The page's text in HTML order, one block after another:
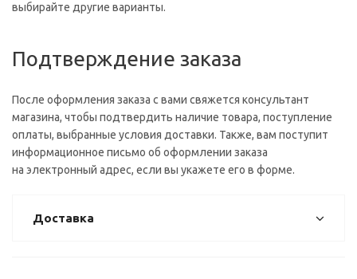
выбирайте другие варианты.
Подтверждение заказа
После оформления заказа с вами свяжется консультант
магазина, чтобы подтвердить наличие товара, поступление
оплаты, выбранные условия доставки. Также, вам поступит
информационное письмо об оформлении заказа
на электронный адрес, если вы укажете его в форме.
Доставка